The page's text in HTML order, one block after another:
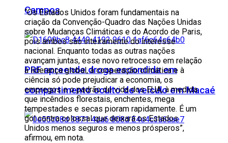
Campos
PRF apreende droga escondida em
compartimento oculto de veículo em Macaé
“Os Estados Unidos foram fundamentais na
criação da Convenção-Quadro das Nações Unidas
sobre Mudanças Climáticas e do Acordo de Paris,
pois ambos são inteiramente do interesse
nacional. Enquanto todas as outras nações
avançam juntas, esse novo retrocesso em relação
à liderança global, à cooperação climática e à
ciência só pode prejudicar a economia, os
empregos e o padrão de vida dos EUA, à medida
que incêndios florestais, enchentes, mega
tempestades e secas pioram rapidamente. É um
gol contra colossal que deixará os Estados
Unidos menos seguros e menos prósperos”,
afirmou, em nota.